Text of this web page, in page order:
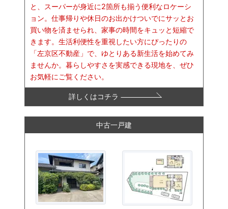
と、スーパーが身近に2箇所も揃う便利なロケーシ
ョン。仕事帰りや休日のお出かけついでにサッとお
買い物を済ませられ、家事の時間をキュッと短縮で
きます。生活利便性を重視したい方にぴったりの
「左京区不動産」で、ゆとりある新生活を始めてみ
ませんか。暮らしやすさを実感できる現地を、ぜひ
お気軽にご覧ください。
詳しくはコチラ
中古一戸建